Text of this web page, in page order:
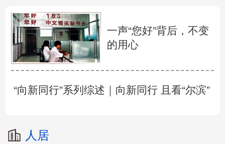
一声“您好”背后，不变
的用心
“向新同行”系列综述｜向新同行 且看“尔滨”
人居